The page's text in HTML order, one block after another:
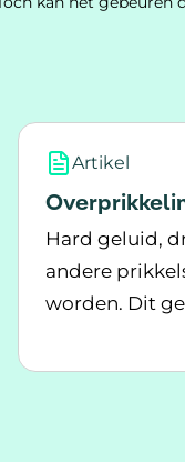
juiste mindset?
Artikel
Hard geluid,
andere
worden. Dit